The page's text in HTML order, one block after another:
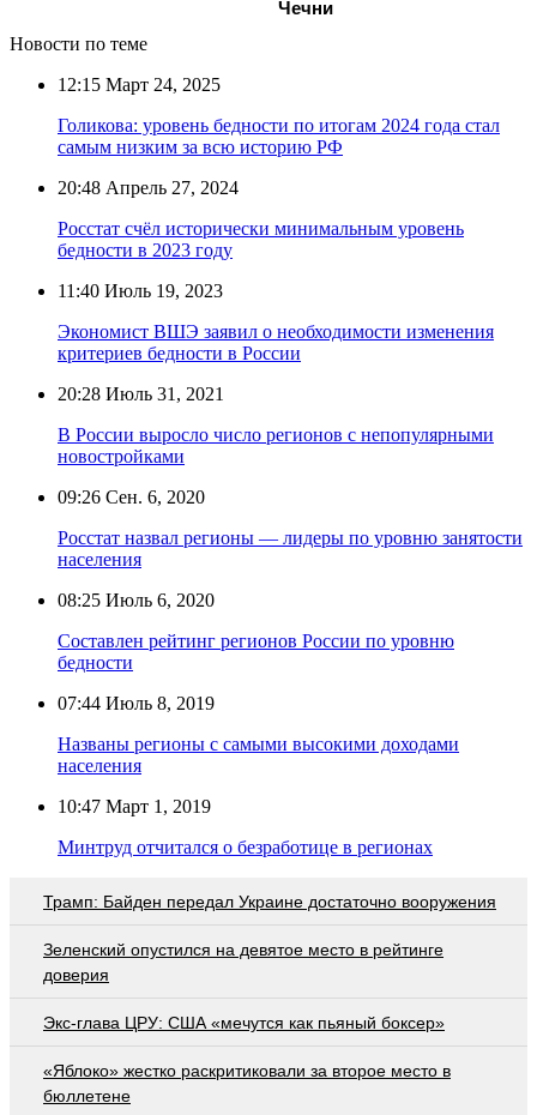
Чечни
Новости по теме
12:15 Март 24, 2025
Голикова: уровень бедности по итогам 2024 года стал
самым низким за всю историю РФ
20:48 Апрель 27, 2024
Росстат счёл исторически минимальным уровень
бедности в 2023 году
11:40 Июль 19, 2023
Экономист ВШЭ заявил о необходимости изменения
критериев бедности в России
20:28 Июль 31, 2021
В России выросло число регионов с непопулярными
новостройками
09:26 Сен. 6, 2020
Росстат назвал регионы — лидеры по уровню занятости
населения
08:25 Июль 6, 2020
Составлен рейтинг регионов России по уровню
бедности
07:44 Июль 8, 2019
Названы регионы с самыми высокими доходами
населения
10:47 Март 1, 2019
Минтруд отчитался о безработице в регионах
Трамп: Байден передал Украине достаточно вооружения
Зеленский опустился на девятое место в рейтинге
доверия
Экс-глава ЦРУ: США «мечутся как пьяный боксер»
«Яблоко» жестко раскритиковали за второе место в
бюллетене